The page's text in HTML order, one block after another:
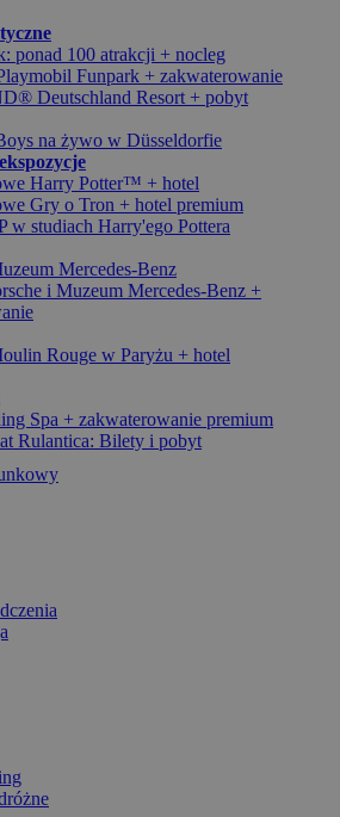
ponad 100 atrakcji + nocleg
Funpark + zakwaterowanie
Deutschland Resort + pobyt
na żywo w Düsseldorfie
Harry Potter™ + hotel
Gry o Tron + hotel premium
w studiach Harry'ego Pottera
Mercedes-Benz
i Muzeum Mercedes-Benz +
Rouge w Paryżu + hotel
Spa + zakwaterowanie premium
Rulantica: Bilety i pobyt